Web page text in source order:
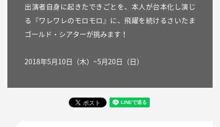
出演者自身に起きたできごとを、本人が台本化し演じ
る『ワレワレのモロモロ』に、飛躍を続けるさいたま
ゴールド・シアターが挑みます！
2018年5月10日（木）~5月20日（日）